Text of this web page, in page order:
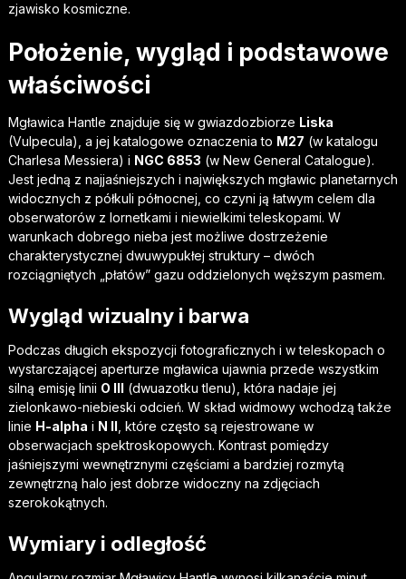
zjawisko kosmiczne.
Położenie, wygląd i podstawowe
właściwości
Mgławica Hantle znajduje się w gwiazdozbiorze Liska
(Vulpecula), a jej katalogowe oznaczenia to M27 (w katalogu
Charlesa Messiera) i NGC 6853 (w New General Catalogue).
Jest jedną z najjaśniejszych i największych mgławic planetarnych
widocznych z półkuli północnej, co czyni ją łatwym celem dla
obserwatorów z lornetkami i niewielkimi teleskopami. W
warunkach dobrego nieba jest możliwe dostrzeżenie
charakterystycznej dwuwypukłej struktury – dwóch
rozciągniętych „płatów” gazu oddzielonych węższym pasmem.
Wygląd wizualny i barwa
Podczas długich ekspozycji fotograficznych i w teleskopach o
wystarczającej aperturze mgławica ujawnia przede wszystkim
silną emisję linii O III (dwuazotku tlenu), która nadaje jej
zielonkawo-niebieski odcień. W skład widmowy wchodzą także
linie H-alpha i N II , które często są rejestrowane w
obserwacjach spektroskopowych. Kontrast pomiędzy
jaśniejszymi wewnętrznymi częściami a bardziej rozmytą
zewnętrzną halo jest dobrze widoczny na zdjęciach
szerokokątnych.
Wymiary i odległość